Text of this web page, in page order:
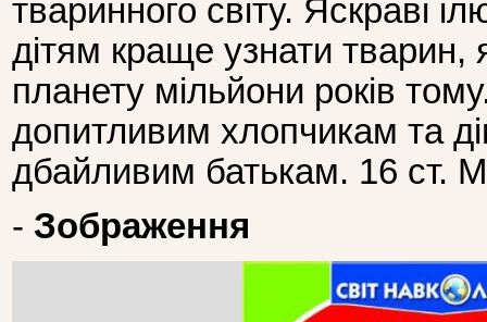
тваринного світу. Яскраві
дітям краще узнати тварин,
планету мільйони років
допитливим хлопчикам та
дбайливим батькам. 16 ст.
- Зображення